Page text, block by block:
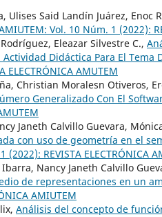
Ulises Said Landín Juárez, Enoc
Vol. 10 Núm. 1 (2022):
Eleazar Silvestre C.,
Didáctica Para El Tema
ELECTRÓNICA AMUTEM
Christian Moralesn Otiveros,
Generalizado Con El
Janeth Calvillo Guevara,
con uso de geometría en el
REVISTA ELECTRÓNICA
Nancy Janeth Calvillo
de representaciones en un
AMIUTEM
Análisis del concepto de